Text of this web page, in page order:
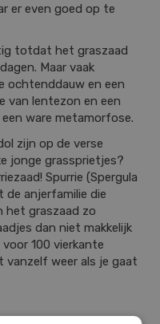
er even goed op te
totdat het graszaad
Maar vaak
ochtenddauw en een
van lentezon en een
ware metamorfose.
zijn op de verse
jonge grassprietjes?
Spurrie (Spergula
de anjerfamilie die
het graszaad zo
dan niet makkelijk
100 vierkante
vanzelf weer als je gaat